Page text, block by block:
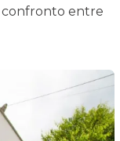
confronto entre